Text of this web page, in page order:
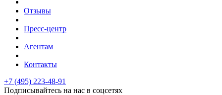
Отзывы
Пресс-центр
Агентам
Контакты
+7 (495) 223-48-91
Подписывайтесь на нас в соцсетях